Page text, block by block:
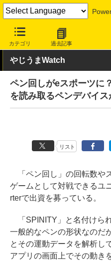
カテゴリ 過去記事
INTERNET Watch トピック
やじうまWatch
ペン回しがeスポーツに
を読み取るペンデバイ
リスト
「ペン回し」の回転数や
ゲームとして対戦できるユ
rterで出資を募っている。
「SPINITY」と名付けら
一般的なペンの形状なのだ
とその運動データを解析し
アプリの画面上でその動き